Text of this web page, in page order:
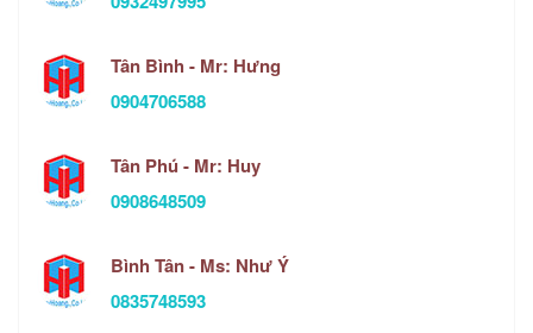
Tân Bình - Mr: Hưng
0904706588
Tân Phú - Mr: Huy
0908648509
Bình Tân - Ms: Như Ý
0835748593